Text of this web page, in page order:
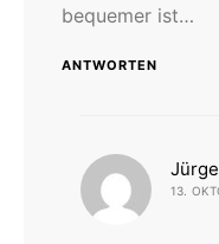
bequemer ist…
ANTWORTEN
13.